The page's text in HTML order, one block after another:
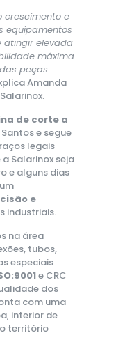
crescimento e
equipamentos
atingir elevada
máxima
peças
Amanda
de corte a
e segue
legais
Salarinox seja
e alguns dias
e
industriais.
na área
tubos,
especiais
e CRC
dos
com uma
interior de
território